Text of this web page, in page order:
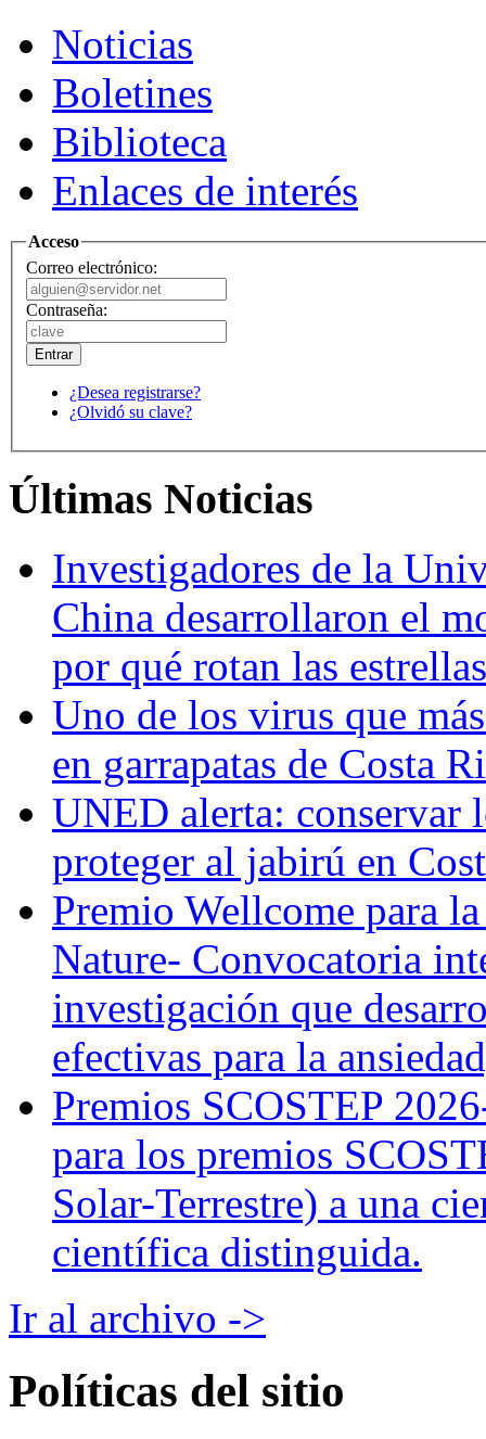
Noticias
Boletines
Biblioteca
Enlaces de interés
Acceso
Correo electrónico:
Contraseña:
¿Desea registrarse?
¿Olvidó su clave?
Últimas Noticias
Investigadores de la
China desarrollaron el
por qué rotan las
Uno de los virus que
en garrapatas de Costa
UNED alerta: conservar
proteger al jabirú en
Premio Wellcome para
Nature- Convocatoria
investigación que
efectivas para la
Premios SCOSTEP
para los premios
Solar-Terrestre) a una
científica distinguida.
Ir al archivo ->
Políticas del sitio